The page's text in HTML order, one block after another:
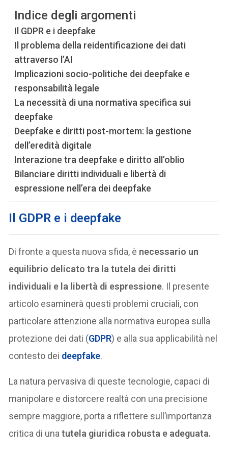
Indice degli argomenti
Il GDPR e i deepfake
Il problema della reidentificazione dei dati
attraverso l’AI
Implicazioni socio-politiche dei deepfake e
responsabilità legale
La necessità di una normativa specifica sui
deepfake
Deepfake e diritti post-mortem: la gestione
dell’eredità digitale
Interazione tra deepfake e diritto all’oblio
Bilanciare diritti individuali e libertà di
espressione nell’era dei deepfake
Il GDPR e i deepfake
Di fronte a questa nuova sfida, è necessario un
equilibrio delicato tra la tutela dei diritti
individuali e la libertà di espressione. Il presente
articolo esaminerà questi problemi cruciali, con
particolare attenzione alla normativa europea sulla
protezione dei dati (GDPR) e alla sua applicabilità nel
contesto dei deepfake.
La natura pervasiva di queste tecnologie, capaci di
manipolare e distorcere realtà con una precisione
sempre maggiore, porta a riflettere sull’importanza
critica di una tutela giuridica robusta e adeguata.